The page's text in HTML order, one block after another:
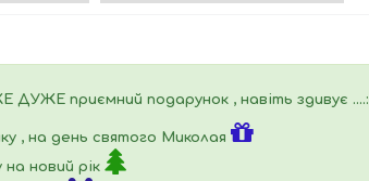
приємний подарунок , навіть здивує ....:
, на день святого Миколая
на новий рік